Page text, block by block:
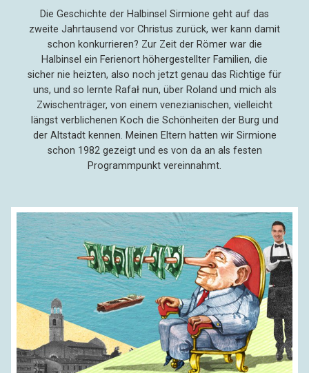
Die Geschichte der Halbinsel Sirmione geht auf das
zweite Jahrtausend vor Christus zurück, wer kann damit
schon konkurrieren? Zur Zeit der Römer war die
Halbinsel ein Ferienort höhergestellter Familien, die
sicher nie heizten, also noch jetzt genau das Richtige für
uns, und so lernte Rafał nun, über Roland und mich als
Zwischenträger, von einem venezianischen, vielleicht
längst verblichenen Koch die Schönheiten der Burg und
der Altstadt kennen. Meinen Eltern hatten wir Sirmione
schon 1982 gezeigt und es von da an als festen
Programmpunkt vereinnahmt.